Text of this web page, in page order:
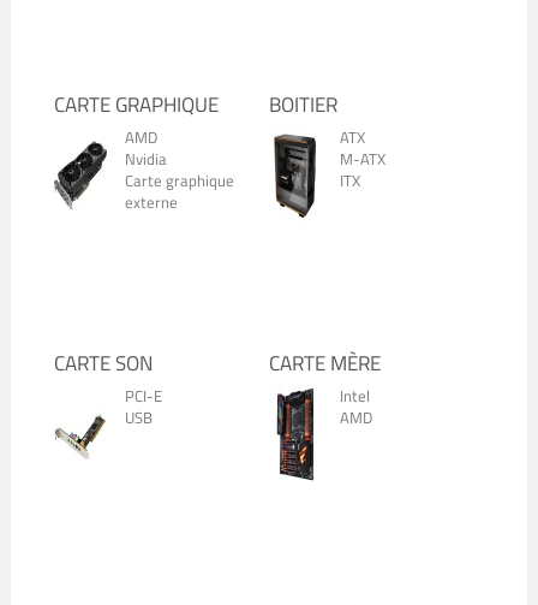
CARTE GRAPHIQUE
AMD
Nvidia
Carte graphique
externe
BOITIER
ATX
M-ATX
ITX
CARTE SON
PCI-E
USB
CARTE MÈRE
Intel
AMD